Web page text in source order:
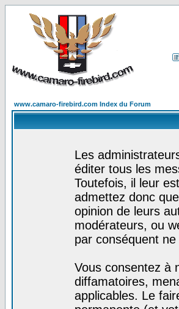
www.camaro-firebird.com Index du Forum
Les
éditer tous les
Toutefois, il leur
admettez donc
opinion de leurs
modérateurs, ou
par conséquent
Vous consentez à
diffamatoires,
applicables. Le